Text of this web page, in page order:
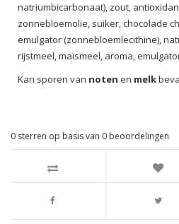
natriumbicarbonaat), zout,
zonnebloemolie, suiker, chocolade
emulgator (zonnebloemlecithine),
rijstmeel, maïsmeel, aroma,
Kan sporen van noten en melk
0 sterren op basis van 0 beoordelingen